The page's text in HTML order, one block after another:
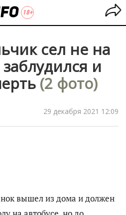
сел не на
заблудился и
(2 фото)
29 декабря 2021 12:09
вышел из дома и должен